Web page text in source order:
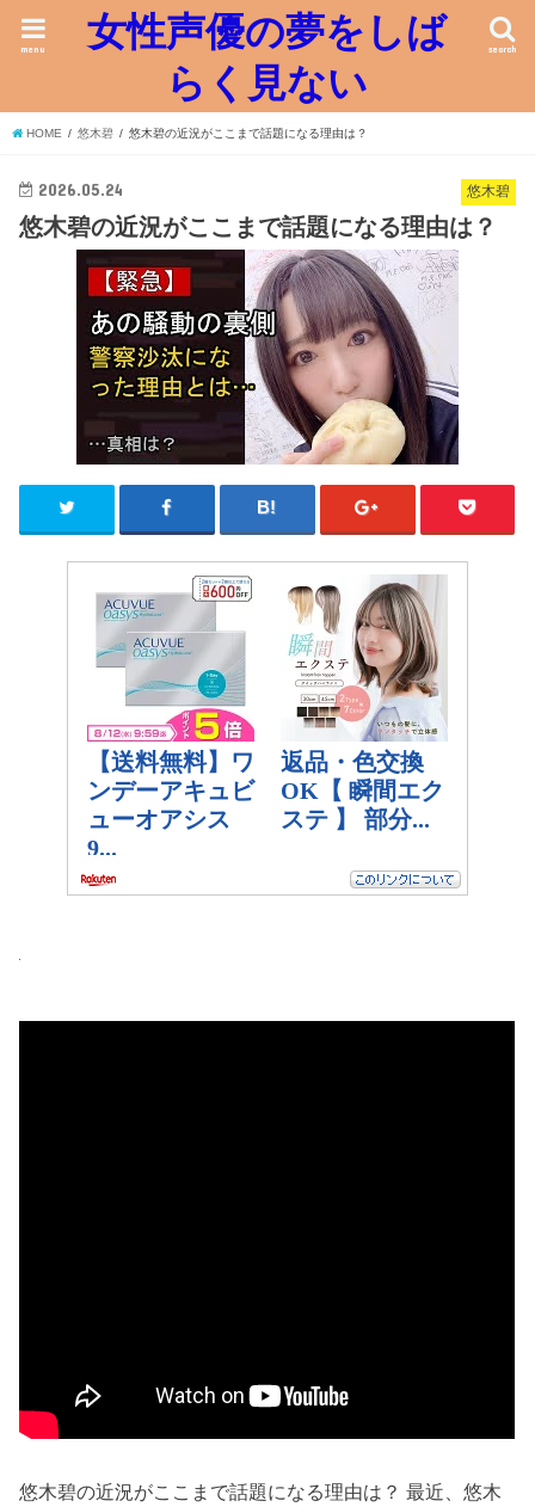
女性声優の夢をしば
らく見ない
search
menu
HOME 悠木碧 悠木碧の近況がここまで話題になる理由は？
悠木碧
2026.05.24
悠木碧の近況がここまで話題になる理由は？
悠木碧の近況がここまで話題になる理由は？ 最近、悠木